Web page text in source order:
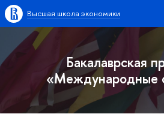
Высшая школа экономики
Бакалаврская
«Международные